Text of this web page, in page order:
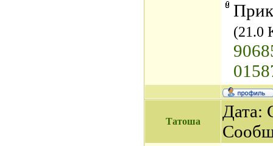
(21.0
Татоша
Дата: